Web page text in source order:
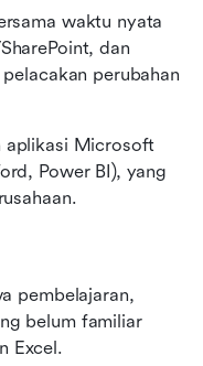
waktu nyata
dan
perubahan
aplikasi Microsoft
Power BI), yang
pembelajaran,
belum familiar
Excel.